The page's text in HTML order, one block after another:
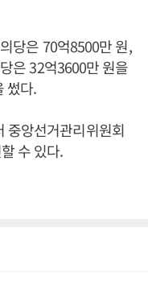
당은 70억8500만 원,
은 32억3600만 원을
썼다.
중앙선거관리위원회
수 있다.